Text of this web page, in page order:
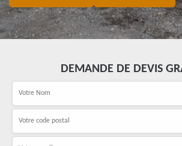
DEMANDE DE DEVIS